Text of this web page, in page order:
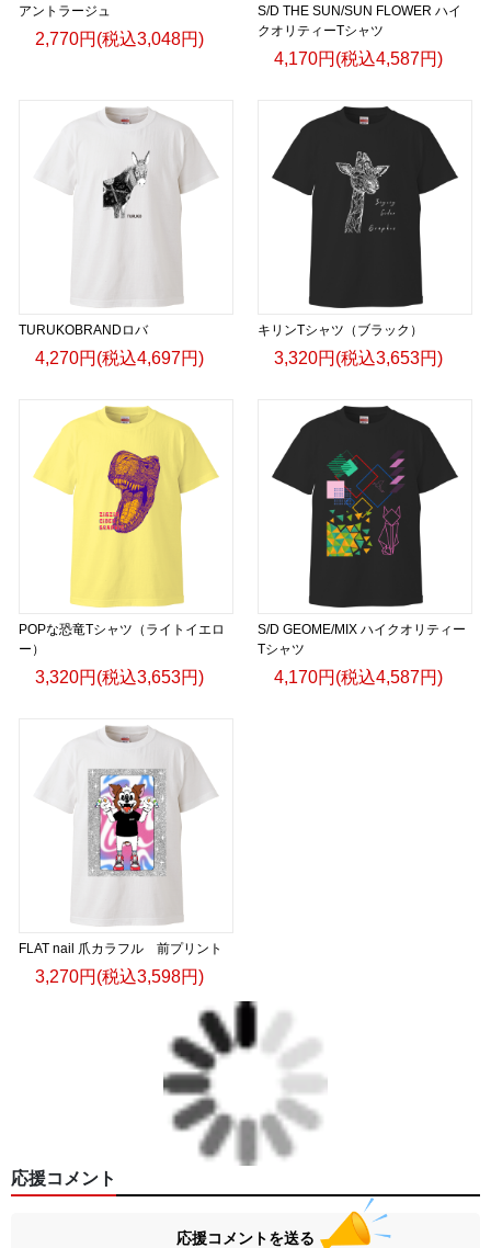
アントラージュ
2,770円(税込3,048円)
S/D THE SUN/SUN FLOWER ハイ
クオリティーTシャツ
4,170円(税込4,587円)
TURUKOBRANDロバ
4,270円(税込4,697円)
キリンTシャツ（ブラック）
3,320円(税込3,653円)
POPな恐竜Tシャツ（ライトイエロ
ー）
3,320円(税込3,653円)
S/D GEOME/MIX ハイクオリティー
Tシャツ
4,170円(税込4,587円)
FLAT nail 爪カラフル 前プリント
3,270円(税込3,598円)
応援コメント
応援コメントを送る